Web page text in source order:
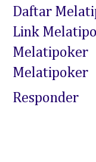
Daftar
Link
Melatipoker
Melatipoker
Responder